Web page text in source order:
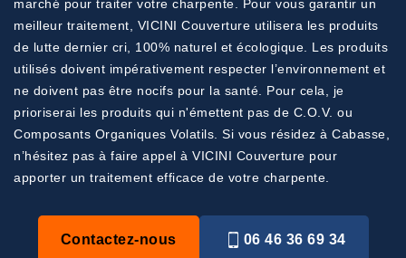
marché pour traiter votre charpente. Pour vous garantir un
meilleur traitement, VICINI Couverture utilisera les produits
de lutte dernier cri, 100% naturel et écologique. Les produits
utilisés doivent impérativement respecter l’environnement et
ne doivent pas être nocifs pour la santé. Pour cela, je
prioriserai les produits qui n'émettent pas de C.O.V. ou
Composants Organiques Volatils. Si vous résidez à Cabasse,
n’hésitez pas à faire appel à VICINI Couverture pour
apporter un traitement efficace de votre charpente.
Contactez-nous 06 46 36 69 34